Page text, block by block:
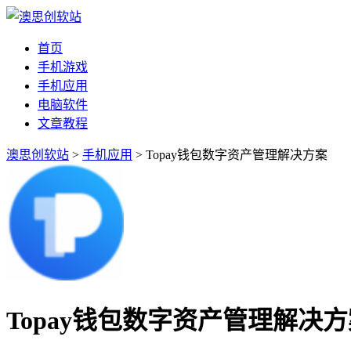
首页
手机游戏
手机应用
电脑软件
文章教程
澳思创软站 > 手机应用 > Topay钱包数字资产管理解决方案
Topay钱包数字资产管理解决